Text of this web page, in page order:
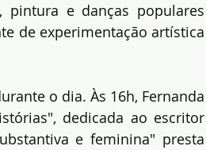
pintura e danças populares
de experimentação artística
o dia. Às 16h, Fernanda
dedicada ao escritor
e feminina" presta